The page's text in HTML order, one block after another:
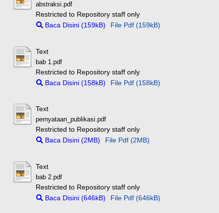
abstraksi.pdf
Restricted to Repository staff only
Baca Disini (159kB)
File Pdf (159kB)
Text
bab 1.pdf
Restricted to Repository staff only
Baca Disini (158kB)
File Pdf (158kB)
Text
pernyataan_publikasi.pdf
Restricted to Repository staff only
Baca Disini (2MB)
File Pdf (2MB)
Text
bab 2.pdf
Restricted to Repository staff only
Baca Disini (646kB)
File Pdf (646kB)